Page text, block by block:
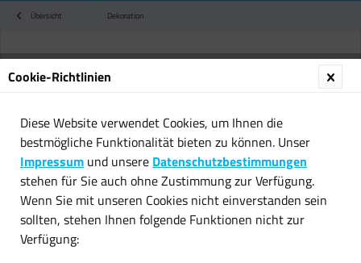
Übersicht Dekoration
Cookie-Richtlinien
Diese Website verwendet Cookies, um Ihnen die
bestmögliche Funktionalität bieten zu können. Unser
Impressum und unsere Datenschutzbestimmungen
stehen für Sie auch ohne Zustimmung zur Verfügung.
Wenn Sie mit unseren Cookies nicht einverstanden sein
sollten, stehen Ihnen folgende Funktionen nicht zur
Verfügung: